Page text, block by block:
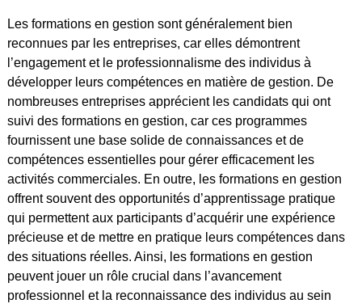
Les formations en gestion sont généralement bien
reconnues par les entreprises, car elles démontrent
l’engagement et le professionnalisme des individus à
développer leurs compétences en matière de gestion. De
nombreuses entreprises apprécient les candidats qui ont
suivi des formations en gestion, car ces programmes
fournissent une base solide de connaissances et de
compétences essentielles pour gérer efficacement les
activités commerciales. En outre, les formations en gestion
offrent souvent des opportunités d’apprentissage pratique
qui permettent aux participants d’acquérir une expérience
précieuse et de mettre en pratique leurs compétences dans
des situations réelles. Ainsi, les formations en gestion
peuvent jouer un rôle crucial dans l’avancement
professionnel et la reconnaissance des individus au sein